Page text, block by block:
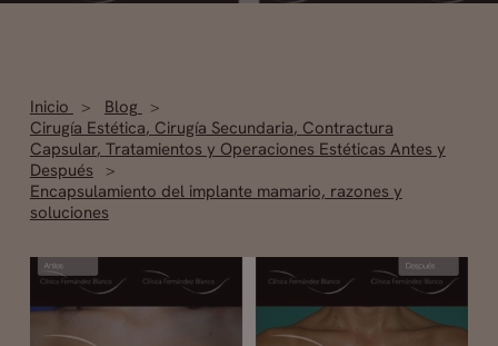
Inicio
Blog
Cirugía Estética, Cirugía Secundaria, Contractura
Capsular, Tratamientos y Operaciones Estéticas Antes y
Después
Encapsulamiento del implante mamario, razones y
soluciones